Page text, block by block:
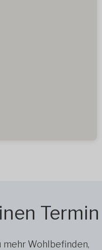
Termin
mehr Wohlbefinden,